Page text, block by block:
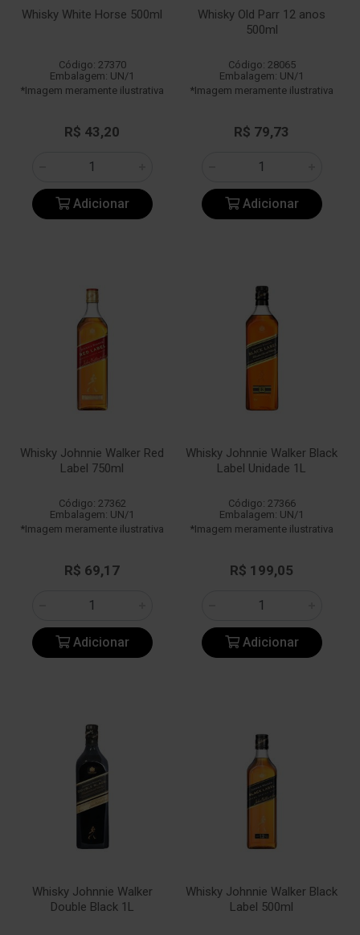
Whisky White Horse 500ml
Código: 27370
Embalagem: UN/1
*Imagem meramente ilustrativa
R$ 43,20
Adicionar
Whisky Old Parr 12 anos
500ml
Código: 28065
Embalagem: UN/1
*Imagem meramente ilustrativa
R$ 79,73
Adicionar
Whisky Johnnie Walker Red
Label 750ml
Código: 27362
Embalagem: UN/1
*Imagem meramente ilustrativa
R$ 69,17
Adicionar
Whisky Johnnie Walker Black
Label Unidade 1L
Código: 27366
Embalagem: UN/1
*Imagem meramente ilustrativa
R$ 199,05
Adicionar
Whisky Johnnie Walker
Double Black 1L
Whisky Johnnie Walker Black
Label 500ml